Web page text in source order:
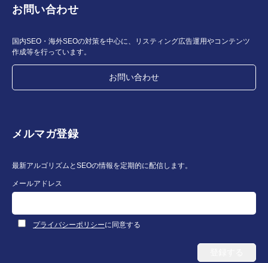
お問い合わせ
国内SEO・海外SEOの対策を中心に、リスティング広告運用やコンテンツ
作成等を行っています。
お問い合わせ
メルマガ登録
最新アルゴリズムとSEOの情報を定期的に配信します。
メールアドレス
プライバシーポリシーに同意する